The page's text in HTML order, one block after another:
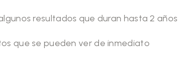
resultados que duran hasta 2 años
que se pueden ver de inmediato